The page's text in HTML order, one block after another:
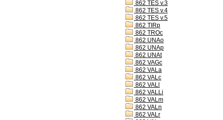
862 TES v.3
862 TES v.4
862 TES v.5
862 TIRp
862 TROc
862 UNAo
862 UNAp
862 UNAt
862 VAGc
862 VALa
862 VALc
862 VALl
862 VALLi
862 VALm
862 VALn
862 VALr